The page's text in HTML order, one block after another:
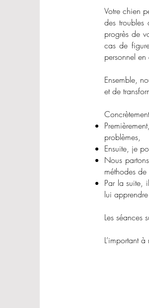
Votre chien
des troubles
progrès de
cas de
personnel
Ensemble,
et de
problèmes,
Ensuite, je
Nous
méthodes
Par la suite,
lui
Les séances
L’important